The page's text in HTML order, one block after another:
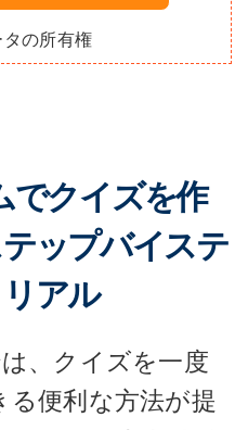
の所有権
でクイズを作
ップバイステ
アル
、クイズを一度
る便利な方法が提